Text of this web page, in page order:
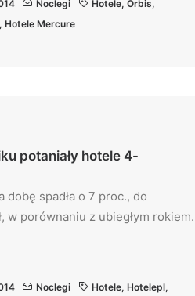
Noclegi Hotele, Orbis,
, Hotele Mercure
potaniały hotele 4-
dobę spadła o 7 proc., do
w porównaniu z ubiegłym rokiem.
Noclegi Hotele, Hotelepl,